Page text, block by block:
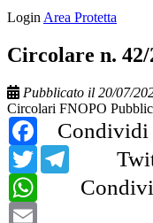
Login Area Protetta
Circolare n. 42/
Pubblicato il 20/07/
Circolari FNOPO
Condividi
Facebook
TwitterTelegram
WhatsApp